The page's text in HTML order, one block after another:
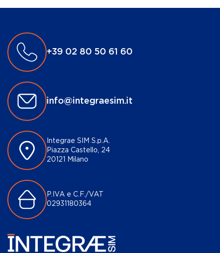
+39 02 80 50 61 60
info@integraesim.it
Integrae SIM S.p.A.
Piazza Castello, 24
20121 Milano
P.IVA e C.F./VAT
02931180364